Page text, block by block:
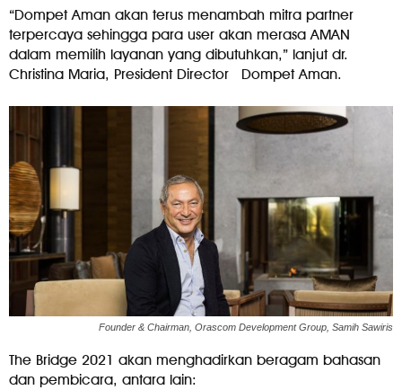
“Dompet Aman akan terus menambah mitra partner
terpercaya sehingga para user akan merasa AMAN
dalam memilih layanan yang dibutuhkan,” lanjut dr.
Christina Maria, President Director Dompet Aman.
Founder & Chairman, Orascom Development Group, Samih Sawiris
The Bridge 2021 akan menghadirkan beragam bahasan
dan pembicara, antara lain: